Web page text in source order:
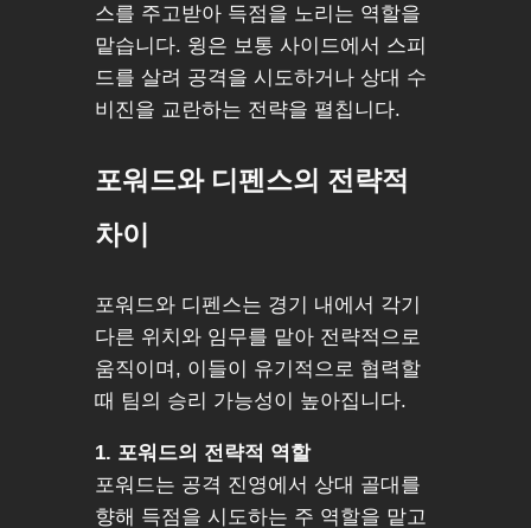
스를 주고받아 득점을 노리는 역할을
맡습니다. 윙은 보통 사이드에서 스피
드를 살려 공격을 시도하거나 상대 수
비진을 교란하는 전략을 펼칩니다.
포워드와 디펜스의 전략적
차이
포워드와 디펜스는 경기 내에서 각기
다른 위치와 임무를 맡아 전략적으로
움직이며, 이들이 유기적으로 협력할
때 팀의 승리 가능성이 높아집니다.
1. 포워드의 전략적 역할
포워드는 공격 진영에서 상대 골대를
향해 득점을 시도하는 주 역할을 맡고